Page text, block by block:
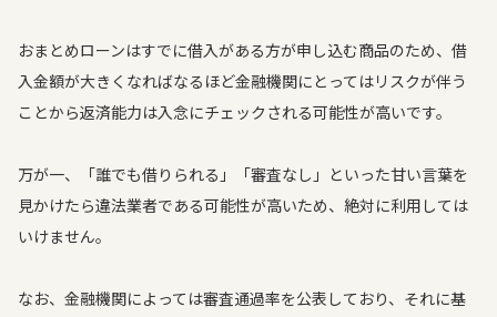
おまとめローンはすでに借入がある方が申し込む商品のため、借
入金額が大きくなればなるほど金融機関にとってはリスクが伴う
ことから返済能力は入念にチェックされる可能性が高いです。
万が一、「誰でも借りられる」「審査なし」といった甘い言葉を
見かけたら違法業者である可能性が高いため、絶対に利用しては
いけません。
なお、金融機関によっては審査通過率を公表しており、それに基